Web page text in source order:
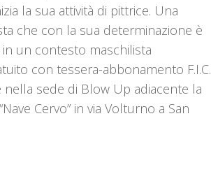
la sua attività di pittrice. Una
che con la sua determinazione è
un contesto maschilista
con tessera-abbonamento F.I.C.
sede di Blow Up adiacente la
Cervo” in via Volturno a San